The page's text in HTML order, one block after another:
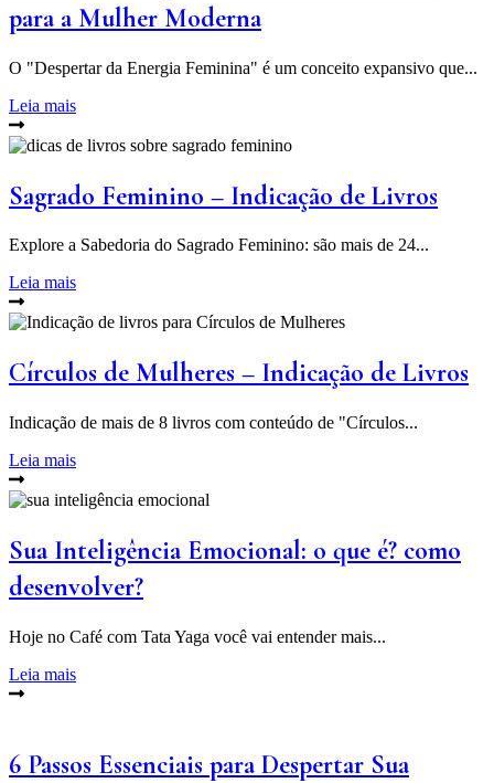
para a Mulher Moderna
O "Despertar da Energia Feminina" é um conceito expansivo que...
Leia mais
Sagrado Feminino – Indicação de Livros
Explore a Sabedoria do Sagrado Feminino: são mais de 24...
Leia mais
Círculos de Mulheres – Indicação de Livros
Indicação de mais de 8 livros com conteúdo de "Círculos...
Leia mais
Sua Inteligência Emocional: o que é? como
desenvolver?
Hoje no Café com Tata Yaga você vai entender mais...
Leia mais
6 Passos Essenciais para Despertar Sua